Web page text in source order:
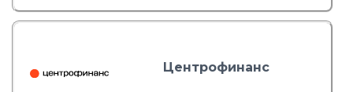
Центрофинанс